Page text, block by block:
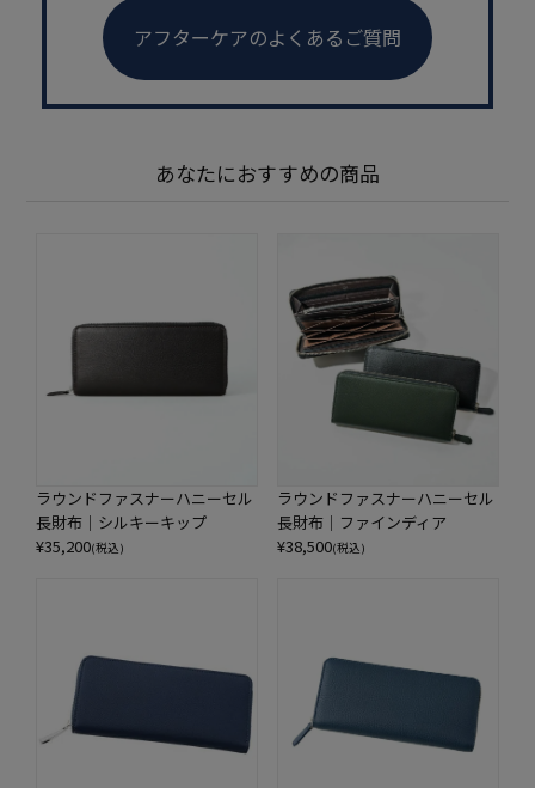
アフターケアのよくあるご質問
あなたにおすすめの商品
ラウンドファスナーハニーセル
長財布｜シルキーキップ
¥35,200(税込)
ラウンドファスナーハニーセル
長財布｜ファインディア
¥38,500(税込)